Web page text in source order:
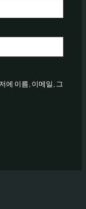
에 이름, 이메일, 그